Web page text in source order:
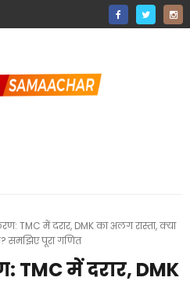
TMC में दरार, DMK का अलग रास्ता, क्या
समझिए पूरा गणित
में दरार, DMK